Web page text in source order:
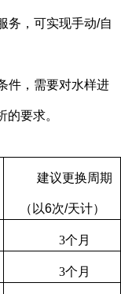
务，可实现手动/自
件，需要对水样进
要求。
建议更换周期
（以6次/天计）
3个月
3个月